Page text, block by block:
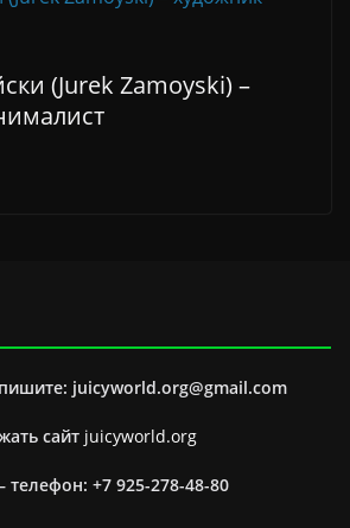
(Jurek Zamoyski) –
juicyworld.org@gmail.com
сайт juicyworld.org
телефон: +7 925-278-48-80